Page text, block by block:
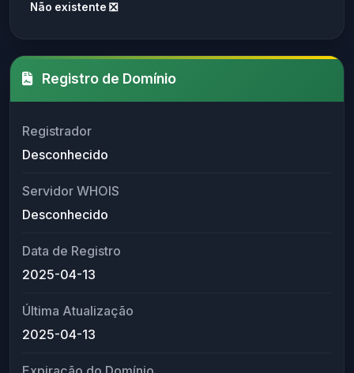
Não existente ❎
Registro de Domínio
Registrador
Desconhecido
Servidor WHOIS
Desconhecido
Data de Registro
2025-04-13
Última Atualização
2025-04-13